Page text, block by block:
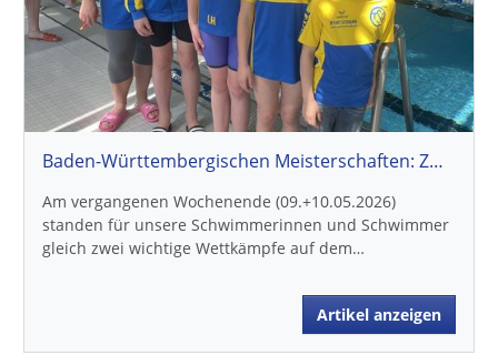
Baden-Württembergischen Meisterschaften: Zwei Wettkämpfe, viele Bestzeiten
Am vergangenen Wochenende (09.+10.05.2026)
standen für unsere Schwimmerinnen und Schwimmer
gleich zwei wichtige Wettkämpfe auf dem…
Artikel anzeigen